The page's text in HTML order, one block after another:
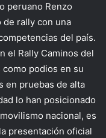
peruano Renzo
de rally con una
del país.
el Rally Caminos del
podios en su
en pruebas de alta
lo han posicionado
nacional, es
la presentación oficial